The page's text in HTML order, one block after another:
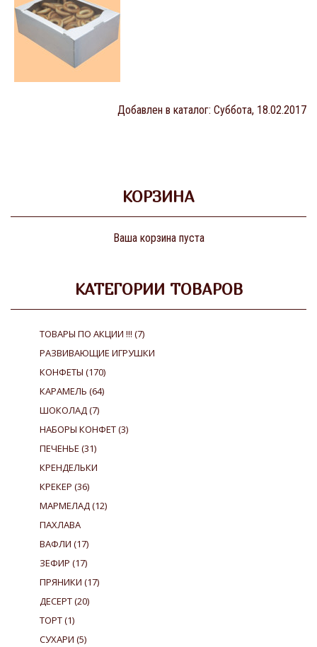
Добавлен в каталог: Суббота, 18.02.2017
КОРЗИНА
Ваша корзина пуста
КАТЕГОРИИ ТОВАРОВ
ТОВАРЫ ПО АКЦИИ !!! (7)
РАЗВИВАЮЩИЕ ИГРУШКИ
КОНФЕТЫ (170)
КАРАМЕЛЬ (64)
ШОКОЛАД(7)
НАБОРЫ КОНФЕТ(3)
ПЕЧЕНЬЕ (31)
КРЕНДЕЛЬКИ
КРЕКЕР (36)
МАРМЕЛАД(12)
ПАХЛАВА
ВАФЛИ (17)
ЗЕФИР (17)
ПРЯНИКИ (17)
ДЕСЕРТ(20)
ТОРТ(1)
СУХАРИ (5)